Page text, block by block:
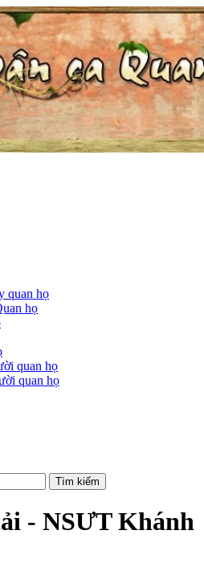
quan họ
họ
quan họ
quan họ
- NSƯT Khánh